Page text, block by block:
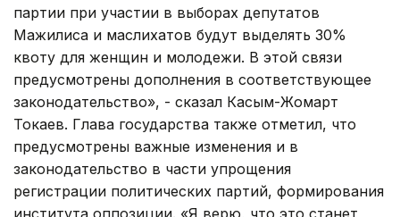
партии при участии в выборах депутатов
Мажилиса и маслихатов будут выделять 30%
квоту для женщин и молодежи. В этой связи
предусмотрены дополнения в соответствующее
законодательство», - сказал Касым-Жомарт
Токаев. Глава государства также отметил, что
предусмотрены важные изменения и в
законодательство в части упрощения
регистрации политических партий, формирования
института оппозиции. «Я верю, что это станет